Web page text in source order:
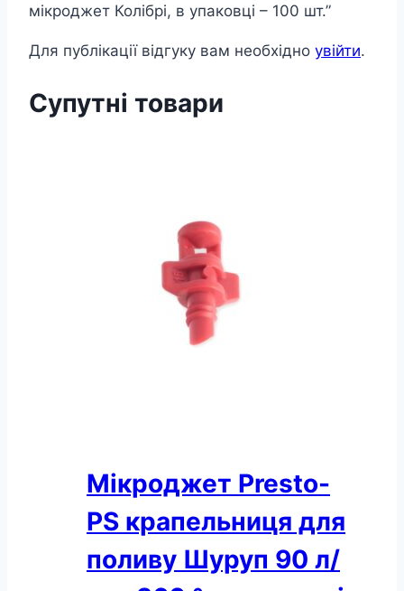
мікроджет Колібрі, в упаковці – 100 шт.”
Для публікації відгуку вам необхідно увійти.
Супутні товари
Мікроджет Presto-
PS крапельниця для
поливу Шуруп 90 л/